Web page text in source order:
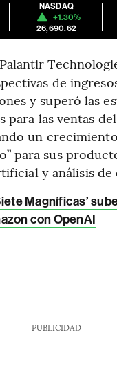
NASDAQ
+1.30%
26,690.62
de
y superó las
para las ventas
un
para sus
y análisis de
Magníficas’
con OpenAI
PUBLICIDAD